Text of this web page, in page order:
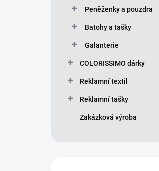
Peněženky a pouzdra
Batohy a tašky
Galanterie
COLORISSIMO dárky
Reklamní textil
Reklamní tašky
Zakázková výroba